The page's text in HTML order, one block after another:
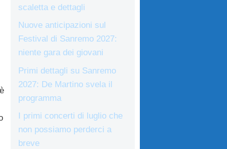
scaletta e dettagli
Nuove anticipazioni sul
Festival di Sanremo 2027:
niente gara dei giovani
Primi dettagli su Sanremo
2027: De Martino svela il
programma
I primi concerti di luglio che
non possiamo perderci a
breve